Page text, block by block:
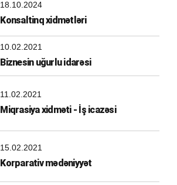
18.10.2024
Konsaltinq xidmətləri
10.02.2021
Biznesin uğurlu idarəsi
11.02.2021
Miqrasiya xidməti - İş icazəsi
15.02.2021
Korparativ mədəniyyət